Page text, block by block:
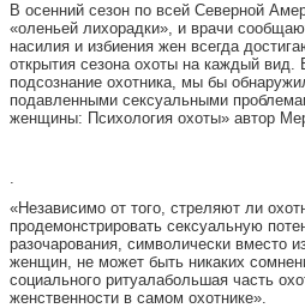
В осенний сезон по всей Северной
«оленьей лихорадки», и врачи
насилия и избиения жен всегда
открытия сезона охоты на каждый
подсознание охотника, мы бы
подавленными сексуальными
женщины: Психология охоты» автор
.
«Независимо от того, стреляют ли
продемонстрировать сексуальную
разочарования, символически вместо
женщин, не может быть никаких
социального ритуалабольшая часть
женственности в самом охотнике».